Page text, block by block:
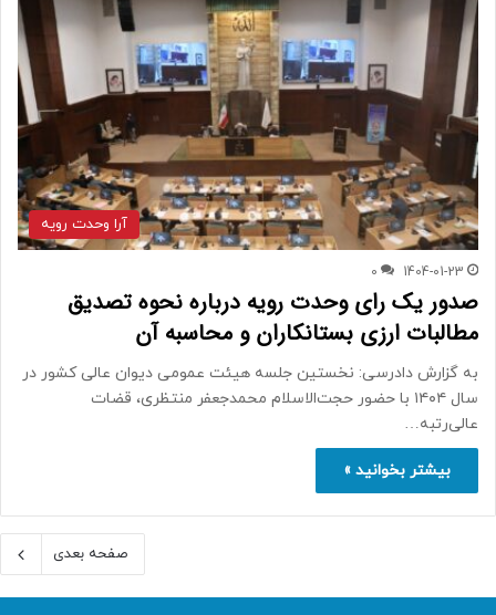
آرا وحدت رویه
1404-01-23
0
صدور یک رای وحدت رویه درباره نحوه تصدیق
مطالبات ارزی بستانکاران و محاسبه آن
به گزارش دادرسی: نخستین جلسه هیئت عمومی دیوان عالی کشور در
سال ۱۴۰۴ با حضور حجت‌الاسلام محمدجعفر منتظری، قضات
عالی‌رتبه…
بیشتر بخوانید »
صفحه بعدی